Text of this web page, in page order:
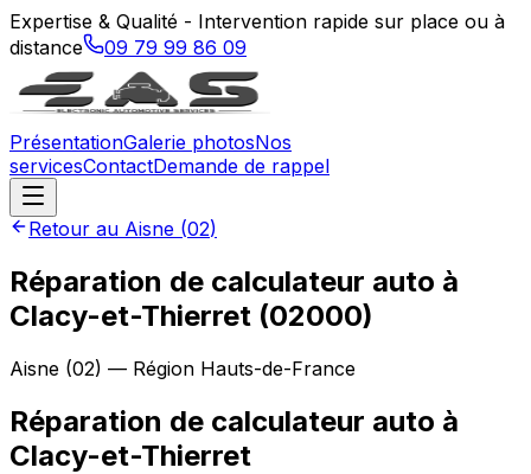
Expertise & Qualité - Intervention rapide sur place ou à
distance
09 79 99 86 09
PrésentationGalerie photosNos
servicesContactDemande de rappel
Retour au Aisne (02)
Réparation de calculateur auto à
Clacy-et-Thierret (02000)
Aisne (02) — Région Hauts-de-France
Réparation de calculateur auto à
Clacy-et-Thierret